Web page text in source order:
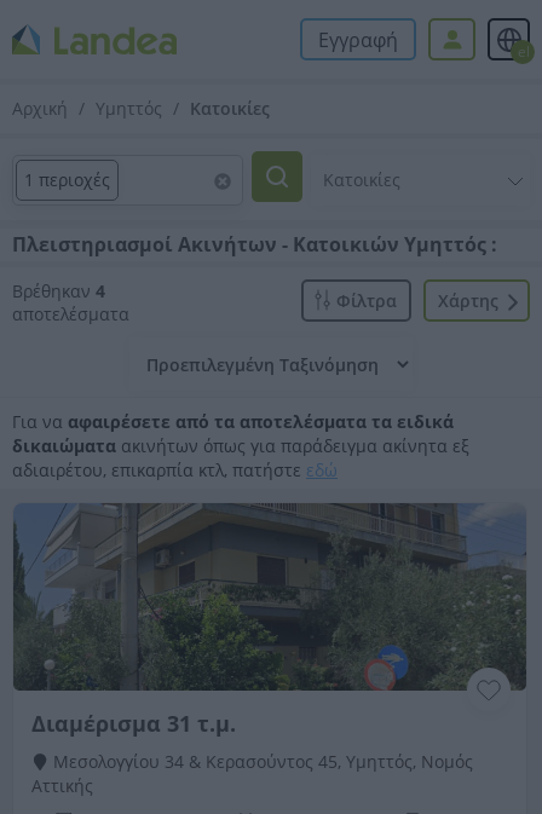
Εγγραφή el
Αρχική Υμηττός Κατοικίες
1 περιοχές
Πλειστηριασμοί Ακινήτων - Κατοικιών Υμηττός :
Βρέθηκαν 4
αποτελέσματα
Xάρτης
Φίλτρα
Για να αφαιρέσετε από τα αποτελέσματα τα ειδικά
δικαιώματα ακινήτων όπως για παράδειγμα ακίνητα εξ
αδιαιρέτου, επικαρπία κτλ, πατήστε εδώ
Διαμέρισμα 31 τ.μ.
Μεσολογγίου 34 & Κερασούντος 45, Υμηττός, Νομός
Αττικής